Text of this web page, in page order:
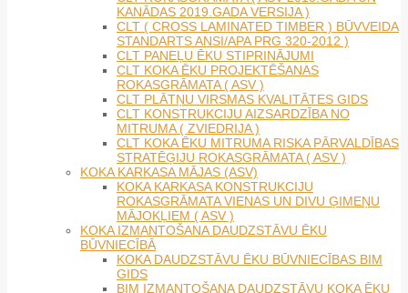
KANĀDAS 2019.GADA VERSIJA )
CLT ( CROSS LAMINATED TIMBER ) BŪVVEIDA
STANDARTS ANSI/APA PRG 320-2012 )
CLT PANEĻU ĒKU STIPRINĀJUMI
CLT KOKA ĒKU PROJEKTĒŠANAS
ROKASGRĀMATA ( ASV )
CLT PLĀTŅU VIRSMAS KVALITĀTES GIDS
CLT KONSTRUKCIJU AIZSARDZĪBA NO
MITRUMA ( ZVIEDRIJA )
CLT KOKA ĒKU MITRUMA RISKA PĀRVALDĪBAS
STRATĒĢIJU ROKASGRĀMATA ( ASV )
KOKA KARKASA MĀJAS (ASV)
KOKA KARKASA KONSTRUKCIJU
ROKASGRĀMATA VIENAS UN DIVU ĢIMEŅU
MĀJOKĻIEM ( ASV )
KOKA IZMANTOŠANA DAUDZSTĀVU ĒKU
BŪVNIECĪBĀ
KOKA DAUDZSTĀVU ĒKU BŪVNIECĪBAS BIM
GIDS
BIM IZMANTOŠANA DAUDZSTĀVU KOKA ĒKU